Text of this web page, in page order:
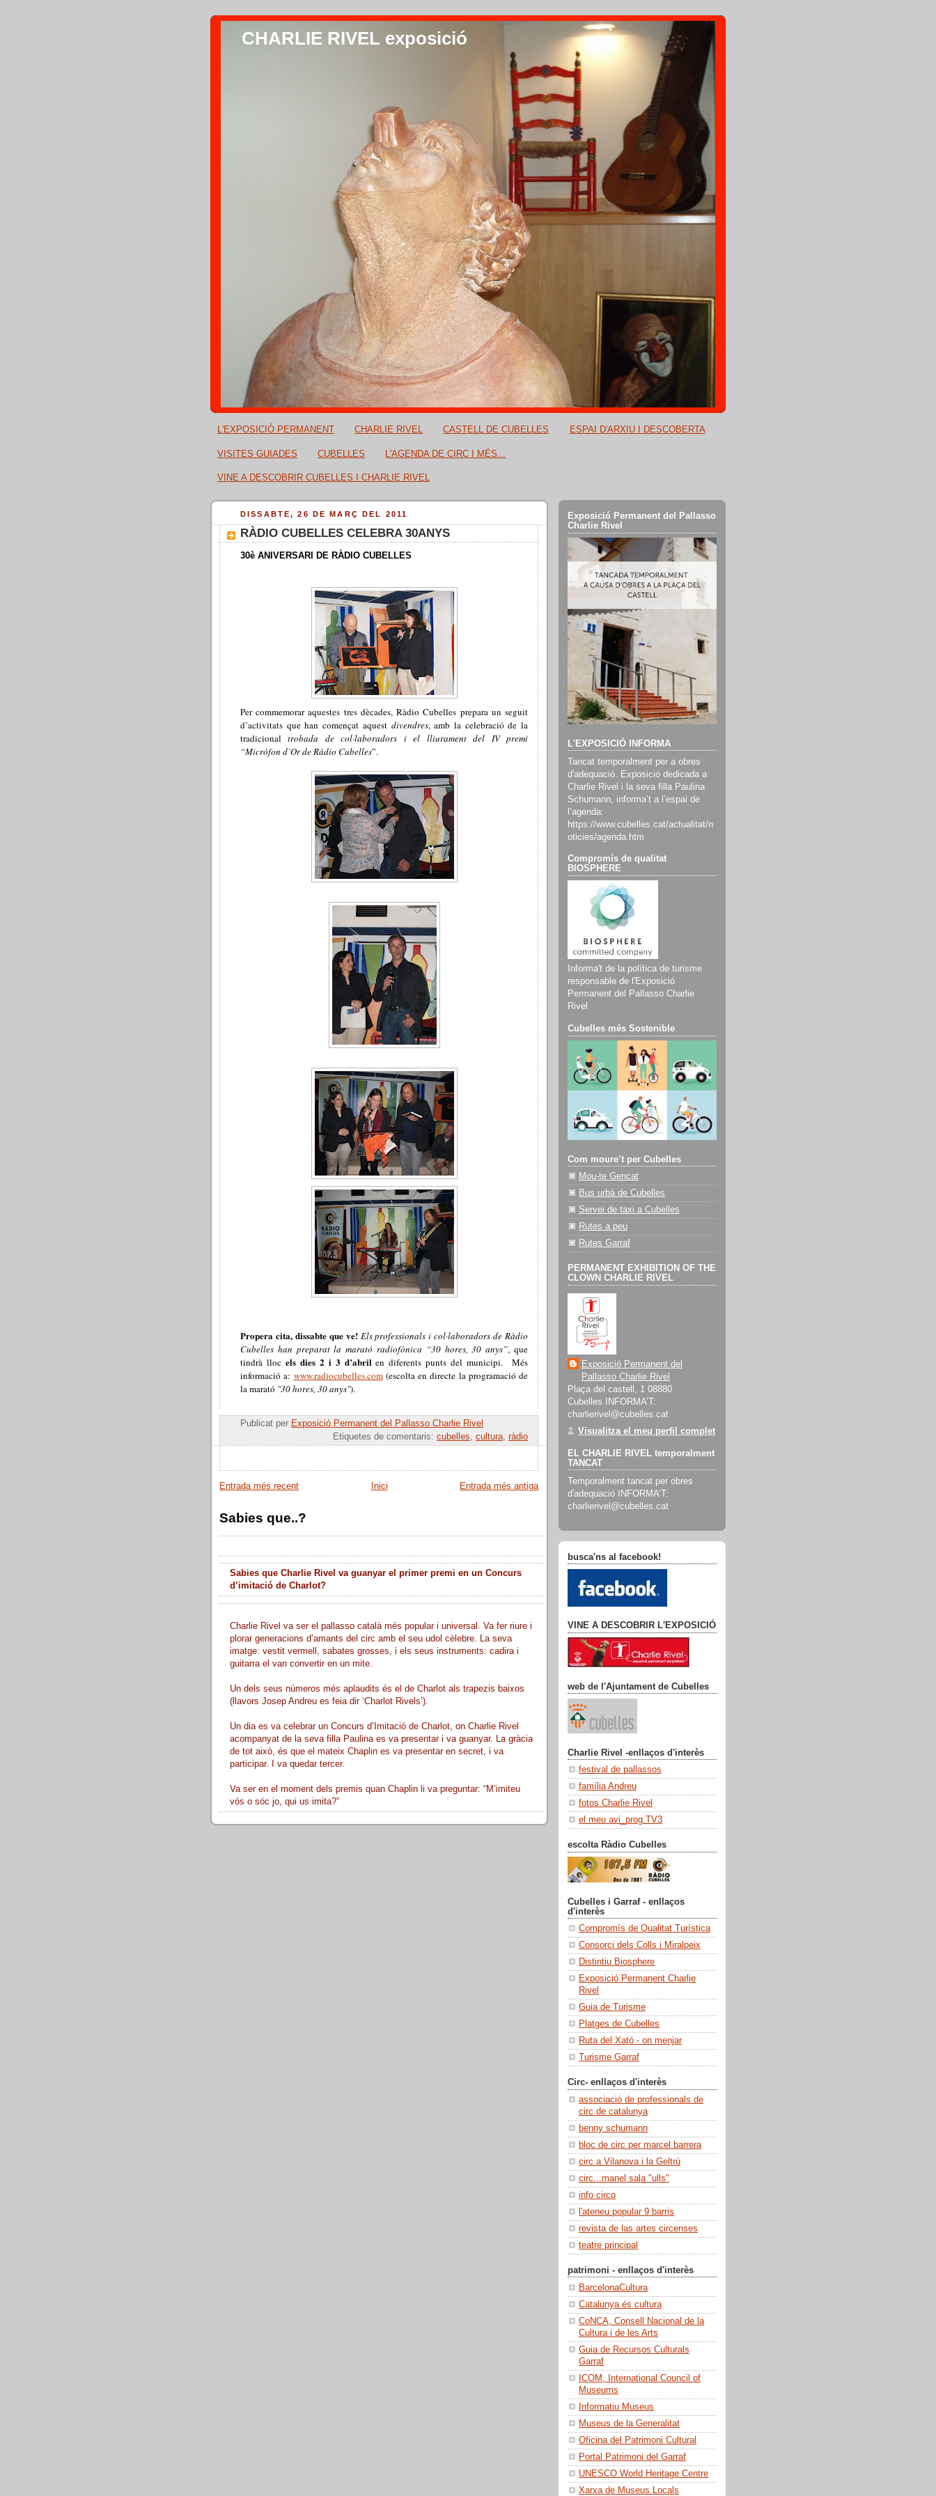
CHARLIE RIVEL exposició
L'EXPOSICIÓ PERMANENT CHARLIE RIVEL CASTELL DE CUBELLES ESPAI D'ARXIU I DESCOBERTA
VISITES GUIADES CUBELLES L'AGENDA DE CIRC I MÉS...
VINE A DESCOBRIR CUBELLES I CHARLIE RIVEL
DISSABTE, 26 DE MARÇ DEL 2011
RÀDIO CUBELLES CELEBRA 30ANYS
30è ANIVERSARI DE RÀDIO CUBELLES
Per commemorar aquestes tres dècades, Ràdio Cubelles prepara un seguit
d’activitats que han començat aquest divendres, amb la celebració de la
tradicionaltrobada de col·laboradors i el lliurament del IV premi
“Micròfon d’Or de Ràdio Cubelles”.
Propera cita, dissabte que ve! Els professionals i col·laboradors de Ràdio
Cubelles han preparat la marató radiofònica “30 hores, 30 anys”, que
tindrà lloc els dies 2 i 3 d’abril en diferents punts del municipi.
Més
informació a: www.radiocubelles.com(escolta en directe la programació de
la marató "30 hores, 30 anys").
Publicat per Exposició Permanent del Pallasso Charlie Rivel
Etiquetes de comentaris: cubelles, cultura, ràdio
Entrada més recent Entrada més antiga
Inici
Sabies que..?
Sabies que Charlie Rivel va guanyar el primer premi en un Concurs
d’imitació de Charlot?
Charlie Rivel va ser el pallasso català més popular i universal. Va fer riure i
plorar generacions d’amants del circ amb el seu udol cèlebre. La seva
imatge: vestit vermell, sabates grosses, i els seus instruments: cadira i
guitarra el van convertir en un mite.
Un dels seus números més aplaudits és el de Charlot als trapezis baixos
(llavors Josep Andreu es feia dir ‘Charlot Rivels’).
Un dia es va celebrar un Concurs d’Imitació de Charlot, on Charlie Rivel
acompanyat de la seva filla Paulina es va presentar i va guanyar. La gràcia
de tot això, és que el mateix Chaplin es va presentar en secret, i va
participar. I va quedar tercer.
Va ser en el moment dels premis quan Chaplin li va preguntar: “M’imiteu
vós o sóc jo, qui us imita?”
Exposició Permanent del Pallasso
Charlie Rivel
L'EXPOSICIÓ INFORMA
Tancat temporalment per a obres
d'adequació. Exposició dedicada a
Charlie Rivel i la seva filla Paulina
Schumann, informa’t a l’espai de
l’agenda:
https://www.cubelles.cat/actualitat/n
oticies/agenda.htm
Compromís de qualitat
BIOSPHERE
Informa't de la política de turisme
responsable de l'Exposició
Permanent del Pallasso Charlie
Rivel
Cubelles més Sostenible
Com moure’t per Cubelles
Mou-te Gencat
Bus urbà de Cubelles
Servei de taxi a Cubelles
Rutes a peu
Rutes Garraf
PERMANENT EXHIBITION OF THE
CLOWN CHARLIE RIVEL
Exposició Permanent del
Pallasso Charlie Rivel
Plaça del castell, 1 08880
Cubelles INFORMA’T:
charlierivel@cubelles.cat
Visualitza el meu perfil complet
EL CHARLIE RIVEL temporalment
TANCAT
Temporalment tancat per obres
d'adequació INFORMA’T:
charlierivel@cubelles.cat
busca'ns al facebook!
VINE A DESCOBRIR L'EXPOSICIÓ
web de l'Ajuntament de Cubelles
Charlie Rivel -enllaços d'interès
festival de pallassos
família Andreu
fotos Charlie Rivel
el meu avi_prog.TV3
escolta Ràdio Cubelles
Cubelles i Garraf - enllaços
d'interès
Compromís de Qualitat Turística
Consorci dels Colls i Miralpeix
Distintiu Biosphere
Exposició Permanent Charlie
Rivel
Guia de Turisme
Platges de Cubelles
Ruta del Xató - on menjar
Turisme Garraf
Circ- enllaços d'interès
associació de professionals de
circ de catalunya
benny schumann
bloc de circ per marcel barrera
circ a Vilanova i la Geltrú
circ...manel sala "ulls"
info circo
l'ateneu popular 9 barris
revista de las artes circenses
teatre principal
patrimoni - enllaços d'interès
BarcelonaCultura
Catalunya és cultura
CoNCA, Consell Nacional de la
Cultura i de les Arts
Guia de Recursos Culturals
Garraf
ICOM, International Council of
Museums
Informatiu Museus
Museus de la Generalitat
Oficina del Patrimoni Cultural
Portal Patrimoni del Garraf
UNESCO World Heritage Centre
Xarxa de Museus Locals